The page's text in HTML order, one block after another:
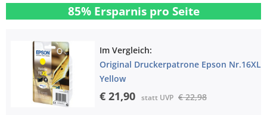
85% Ersparnis pro Seite
Im Vergleich:
Original Druckerpatrone Epson Nr.16XL
Yellow
€ 21,90 statt UVP € 22,98